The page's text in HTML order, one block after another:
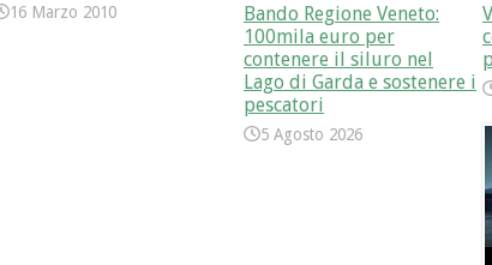
16 Marzo 2010
Bando Regione Veneto:
100mila euro per
contenere il siluro nel
Lago di Garda e sostenere i
pescatori
5 Agosto 2026